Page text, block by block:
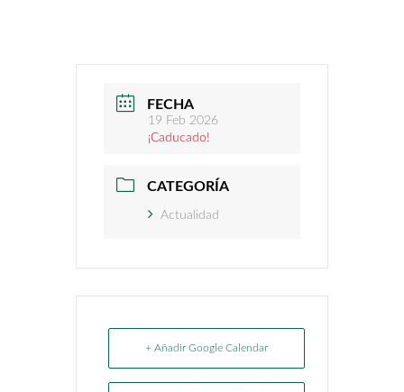
FECHA
19 Feb 2026
¡Caducado!
CATEGORÍA
Actualidad
+ Añadir Google Calendar